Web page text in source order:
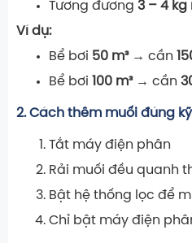
Tương đương 3 – 4 kg
Ví dụ:
Bể bơi 50 m³→ cần
Bể bơi 100 m³→ cần
2. Cách thêm muối đúng
Tắt máy điện phân
Rải muối đều quanh
Bật hệ thống lọc để
Chỉ bật máy điện